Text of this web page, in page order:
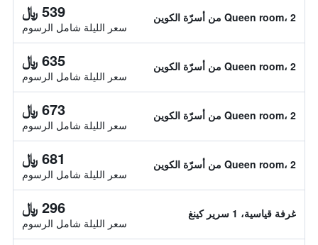
Queen room، 2 من أسرّة الكوين 539 ﷼
سعر الليلة شامل الرسوم
Queen room، 2 من أسرّة الكوين 635 ﷼
سعر الليلة شامل الرسوم
Queen room، 2 من أسرّة الكوين 673 ﷼
سعر الليلة شامل الرسوم
Queen room، 2 من أسرّة الكوين 681 ﷼
سعر الليلة شامل الرسوم
غرفة قياسية، 1 سرير كينغ 296 ﷼
سعر الليلة شامل الرسوم